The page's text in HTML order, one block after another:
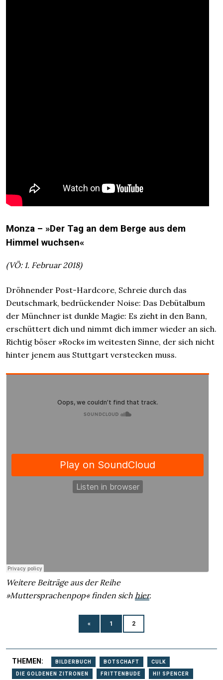
Monza – »Der Tag an dem Berge aus dem
Himmel wuchsen«
(VÖ: 1. Februar 2018)
Dröhnender Post-Hardcore, Schreie durch das
Deutschmark, bedrückender Noise: Das Debütalbum
der Münchner ist dunkle Magie: Es zieht in den Bann,
erschüttert dich und nimmt dich immer wieder an sich.
Richtig böser »Rock« im weitesten Sinne, der sich nicht
hinter jenem aus Stuttgart verstecken muss.
Weitere Beiträge aus der Reihe
»Muttersprachenpop« finden sich hier.
« 1 2
THEMEN: BILDERBUCH BOTSCHAFT CULK
DIE GOLDENEN ZITRONEN FRITTENBUDE HI! SPENCER